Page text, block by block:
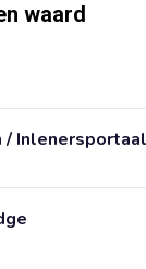
waard
/
ZiPconomy